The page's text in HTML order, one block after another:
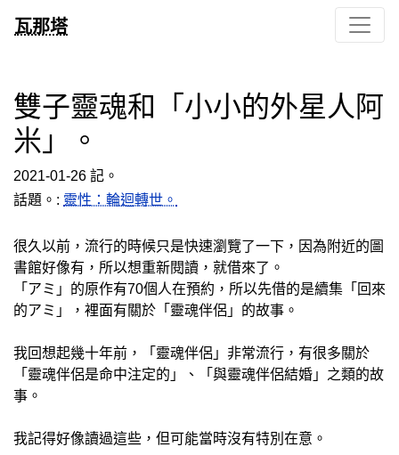
瓦那塔
雙子靈魂和「小小的外星人阿
米」。
2021-01-26 記。
話題。: 靈性：輪迴轉世。
很久以前，流行的時候只是快速瀏覽了一下，因為附近的圖
書館好像有，所以想重新閱讀，就借來了。
「アミ」的原作有70個人在預約，所以先借的是續集「回來
的アミ」，裡面有關於「靈魂伴侶」的故事。
我回想起幾十年前，「靈魂伴侶」非常流行，有很多關於
「靈魂伴侶是命中注定的」、「與靈魂伴侶結婚」之類的故
事。
我記得好像讀過這些，但可能當時沒有特別在意。